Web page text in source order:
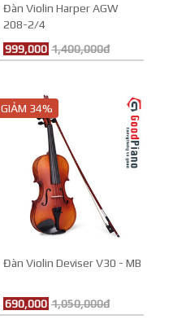
Đàn Violin Harper AGW
208-2/4
999,000 1,400,000đ
GIẢM 34%
Đàn Violin Deviser V30 - MB
690,000 1,050,000đ